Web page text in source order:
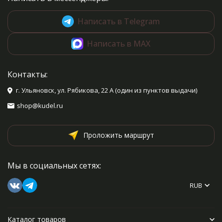
Написать в Telegram
Написать в MAX
Контакты:
г. Ульяновск, ул. Рябикова, 22 А (один из пунктов выдачи)
shop@kudel.ru
Проложить маршрут
Мы в социальных сетях:
RUB
Каталог товаров